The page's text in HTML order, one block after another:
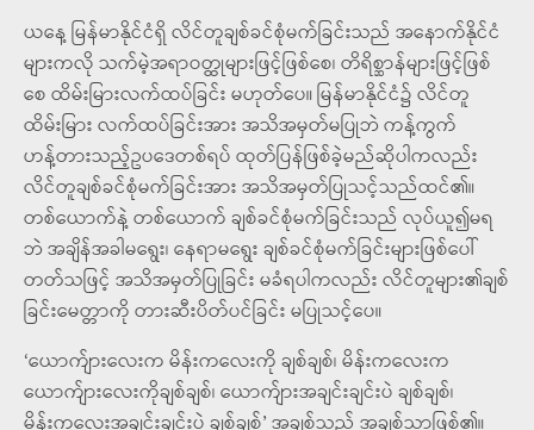
ယနေ့ မြန်မာနိုင်ငံရှိ လိင်တူချစ်ခင်စုံမက်ခြင်းသည် အနောက်နိုင်ငံ
များကလို သက်မဲ့အရာဝတ္ထုများဖြင့်ဖြစ်စေ၊ တိရိစ္ဆာန်များဖြင့်ဖြစ်
စေ ထိမ်းမြားလက်ထပ်ခြင်း မဟုတ်ပေ။ မြန်မာနိုင်ငံ၌ လိင်တူ
ထိမ်းမြား လက်ထပ်ခြင်းအား အသိအမှတ်မပြုဘဲ ကန့်ကွက်
ဟန့်တားသည့်ဥပဒေတစ်ရပ် ထုတ်ပြန်ဖြစ်ခဲ့မည်ဆိုပါကလည်း
လိင်တူချစ်ခင်စုံမက်ခြင်းအား အသိအမှတ်ပြုသင့်သည်ထင်၏။
တစ်ယောက်နဲ့ တစ်ယောက် ချစ်ခင်စုံမက်ခြင်းသည် လုပ်ယူ၍မရ
ဘဲ အချိန်အခါမရွေး၊ နေရာမရွေး ချစ်ခင်စုံမက်ခြင်းများဖြစ်ပေါ်
တတ်သဖြင့် အသိအမှတ်ပြုခြင်း မခံရပါကလည်း လိင်တူများ၏ချစ်
ခြင်းမေတ္တာကို တားဆီးပိတ်ပင်ခြင်း မပြုသင့်ပေ။
‘ယောက်ျားလေးက မိန်းကလေးကို ချစ်ချစ်၊ မိန်းကလေးက
ယောက်ျားလေးကိုချစ်ချစ်၊ ယောက်ျားအချင်းချင်းပဲ ချစ်ချစ်၊